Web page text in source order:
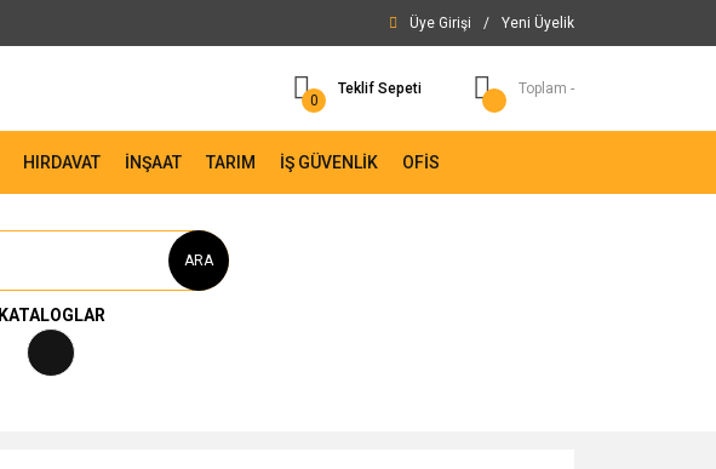
Üye Girişi / Yeni Üyelik
0
Teklif Sepeti Toplam -
HIRDAVAT İNŞAAT TARIM İŞ GÜVENLİK OFİS
ARA
KATALOGLAR